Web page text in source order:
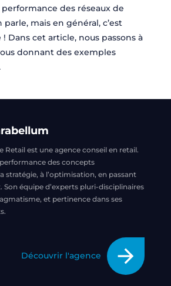
des réseaux de
parle, mais en général, c’est
Dans cet article, nous passons à
donnant des exemples
Retail est une agence conseil en retail.
des concepts
stratégie, à l’optimisation, en passant
Son équipe d’experts pluri-disciplinaires
et pertinence dans ses
Découvrir l'agence arrow_forward